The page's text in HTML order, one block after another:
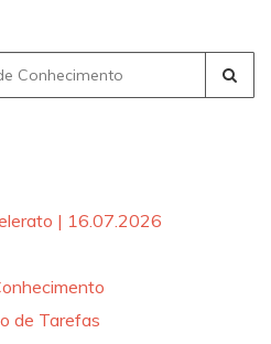
| 16.07.2026
de Tarefas